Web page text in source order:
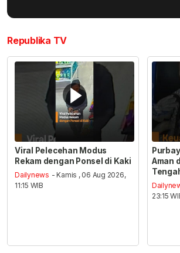
Republika TV
Viral Pelecehan Modus
Rekam dengan Ponsel di Kaki
Dailynews - Kamis , 06 Aug 2026,
11:15 WIB
Aman
23:15